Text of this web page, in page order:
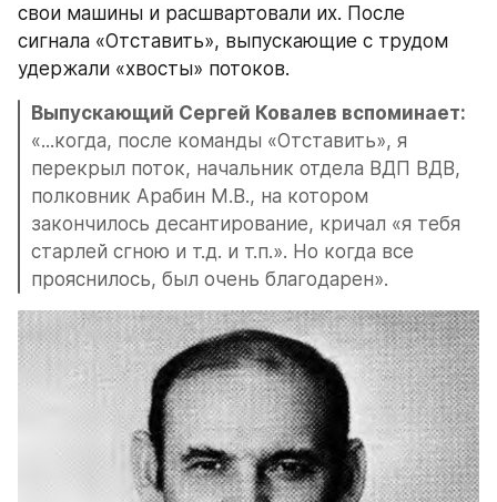
свои машины и расшвартовали их. После
сигнала «Отставить», выпускающие с трудом
удержали «хвосты» потоков.
Выпускающий Сергей Ковалев вспоминает:
«...когда, после команды «Отставить», я
перекрыл поток, начальник отдела ВДП ВДВ,
полковник Арабин М.В., на котором
закончилось десантирование, кричал «я тебя
старлей сгною и т.д. и т.п.». Но когда все
прояснилось, был очень благодарен».